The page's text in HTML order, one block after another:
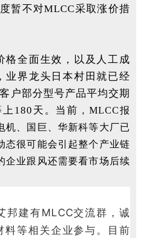
暂不对MLCC采取涨价措
格全面生效，以及人工成
业界龙头日本村田就已经
户部分型号产品平均交期
180天。当前 ，MLCC报
机、国巨、华新科等大厂已
态很可能会引起整个产业链
企业跟风还需要看市场后续
邦建有MLCC交流群，诚
等相关企业参与。目前